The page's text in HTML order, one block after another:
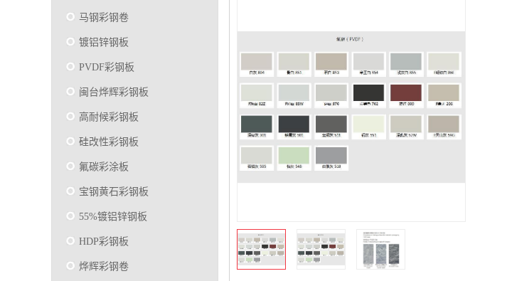
马钢彩钢卷
镀铝锌钢板
PVDF彩钢板
闽台烨辉彩钢板
高耐候彩钢板
硅改性彩钢板
氟碳彩涂板
宝钢黄石彩钢板
55%镀铝锌钢板
HDP彩钢板
烨辉彩钢卷